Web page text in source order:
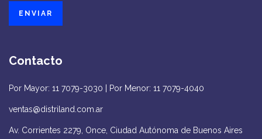
Contacto
Por Mayor: 11 7079-3030 | Por Menor: 11 7079-4040
ventas@distriland.com.ar
Av. Corrientes 2279, Once, Ciudad Autónoma de Buenos Aires